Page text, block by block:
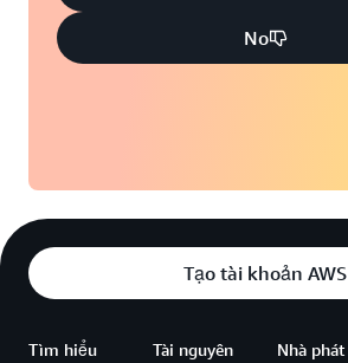
No
Tạo tài khoản AWS
Tìm hiểu Tài nguyên
Nhà phát